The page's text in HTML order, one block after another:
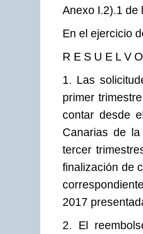
Anexo I.2).1 de
En el ejercicio
R E S U E L V
1. Las
primer
contar desde
Canarias de
tercer
finalización de
2017
2. El